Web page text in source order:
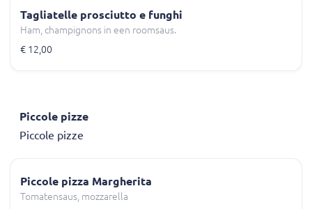
Tagliatelle prosciutto e funghi
Ham, champignons in een roomsaus.
€ 12,00
Piccole pizze
Piccole pizze
Piccole pizza Margherita
Tomatensaus, mozzarella